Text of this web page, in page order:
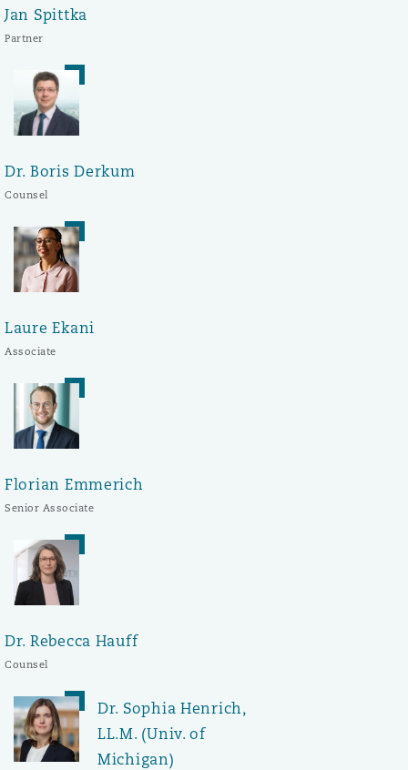
Jan Spittka
Partner
Dr. Boris Derkum
Counsel
Laure Ekani
Associate
Florian Emmerich
Senior Associate
Dr. Rebecca Hauff
Counsel
Dr. Sophia Henrich,
LL.M. (Univ. of
Michigan)